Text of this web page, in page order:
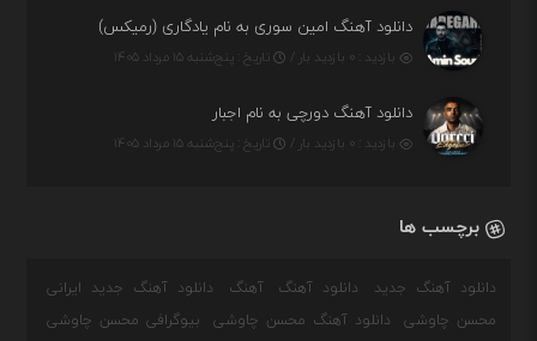
دانلود آهنگ امین سوری به نام یادگاری (رمیکس)
بازدید : ۰ بازدید بار / تاریخ : پنج‌شنبه ۱۵ مرداد ۱۴۰۵
دانلود آهنگ دورچی به نام اجبار
بازدید : ۰ بازدید بار / تاریخ : پنج‌شنبه ۱۵ مرداد ۱۴۰۵
برچسب ها
دانلود آهنگ جدید دانلود آهنگ آهنگ
دانلود آهنگ جدید ایرانی
محسن چاوشی
دانلود آهنگ محسن چاوشی
بیوگرافی محسن چاوشی